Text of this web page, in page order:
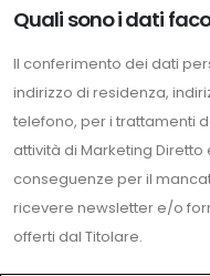
Quali sono i dati
Il conferimento dei dati
indirizzo di residenza,
telefono, per i trattamenti
attività di Marketing
conseguenze per il
ricevere newsletter e/o
offerti dal Titolare.